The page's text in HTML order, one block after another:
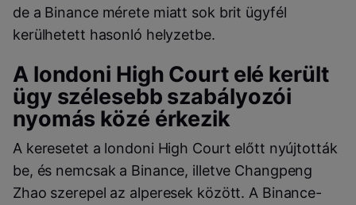
de a Binance mérete miatt sok brit ügyfél
kerülhetett hasonló helyzetbe.
A londoni High Court elé került
ügy szélesebb szabályozói
nyomás közé érkezik
A keresetet a londoni High Court előtt nyújtották
be, és nemcsak a Binance, illetve Changpeng
Zhao szerepel az alperesek között. A Binance-